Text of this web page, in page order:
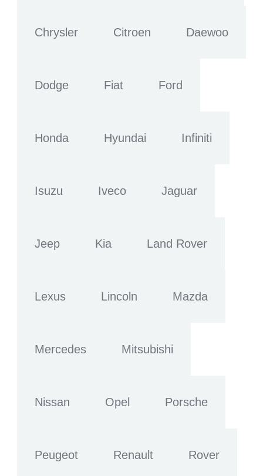
Chrysler Citroen Daewoo
Dodge Fiat Ford
Honda Hyundai Infiniti
Isuzu Iveco Jaguar
Jeep Kia Land Rover
Lexus Lincoln Mazda
Mercedes Mitsubishi
Nissan Opel Porsche
Peugeot Renault Rover